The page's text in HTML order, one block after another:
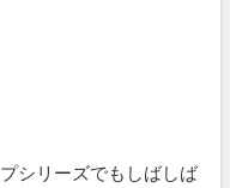
シリーズでもしばしば